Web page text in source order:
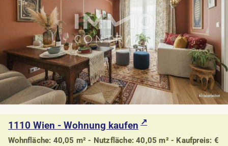
1110 Wien - Wohnung kaufen
Wohnfläche: 40,05 m² - Nutzfläche: 40,05 m² - Kaufpreis: €